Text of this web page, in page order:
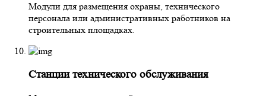
Модули для размещения охраны, технического
персонала или административных работников на
строительных площадках.
Станции технического обслуживания